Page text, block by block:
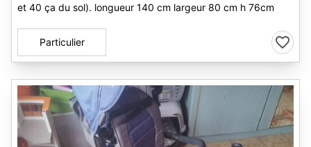
et 40 ça du sol). longueur 140 cm largeur 80 cm h 76cm
Particulier